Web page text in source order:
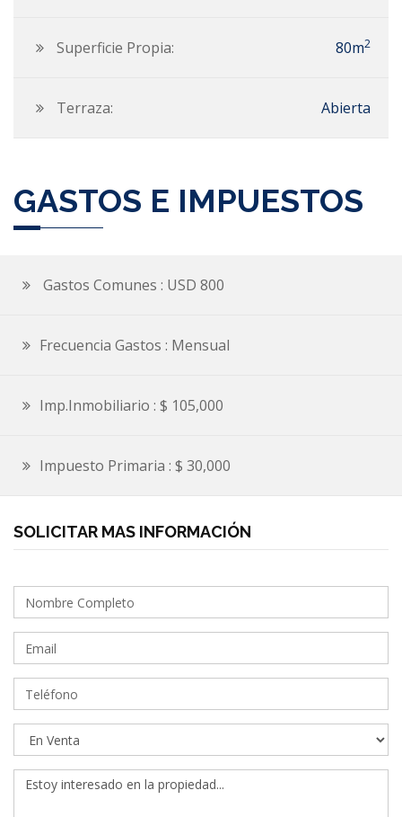
Superficie Propia: 80m2
Terraza: Abierta
GASTOS E IMPUESTOS
Gastos Comunes : USD 800
Frecuencia Gastos : Mensual
Imp.Inmobiliario : $ 105,000
Impuesto Primaria : $ 30,000
SOLICITAR MAS INFORMACIÓN